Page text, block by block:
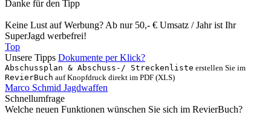
Danke für den Tipp
Keine Lust auf Werbung? Ab nur 50,- € Umsatz / Jahr ist Ihr
SuperJagd werbefrei!
Top
Unsere Tipps Dokumente per Klick?
Abschussplan & Abschuss-/ Streckenliste erstellen Sie im
RevierBuch auf Knopfdruck direkt im PDF (XLS)
Marco Schmid Jagdwaffen
Schnellumfrage
Welche neuen Funktionen wünschen Sie sich im RevierBuch?